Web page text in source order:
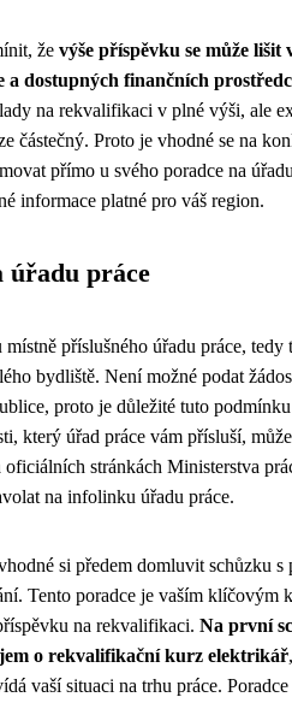
že výše příspěvku se může lišit
dostupných finančních
na rekvalifikaci v plné výši, ale
částečný. Proto je vhodné se na
přímo u svého poradce na
informace platné pro váš region.
úřadu práce
příslušného úřadu práce, tedy
bydliště. Není možné podat
proto je důležité tuto
který úřad práce vám přísluší,
stránkách Ministerstva
na infolinku úřadu práce.
si předem domluvit schůzku s
Tento poradce je vaším klíčovým
na rekvalifikaci. Na první
o rekvalifikační kurz elektrikář
vaší situaci na trhu práce.